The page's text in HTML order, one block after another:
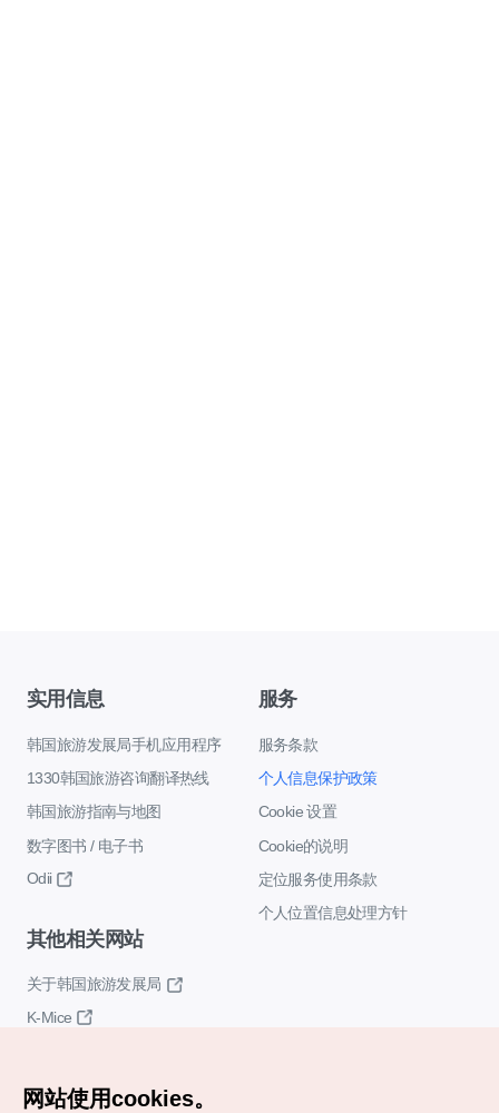
实用信息
韩国旅游发展局手机应用程序
1330韩国旅游咨询翻译热线
韩国旅游指南与地图
数字图书 / 电子书
Odii
服务
服务条款
个人信息保护政策
Cookie 设置
Cookie的说明
定位服务使用条款
个人位置信息处理方针
其他相关网站
关于韩国旅游发展局
K-Mice
网站使用cookies。